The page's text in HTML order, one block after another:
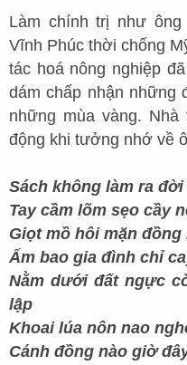
Làm chính trị như
Vĩnh Phúc thời chống
tác hoá nông nghiệp
dám chấp nhận những
những mùa vàng.
động khi tưởng nhớ về
Sách không làm ra
Tay cầm lõm sẹo cầy
Giọt mồ hôi mặn
Ấm bao gia đình chỉ
Nằm dưới đất ngực
lập
Khoai lúa nôn nao
Cánh đồng nào giờ